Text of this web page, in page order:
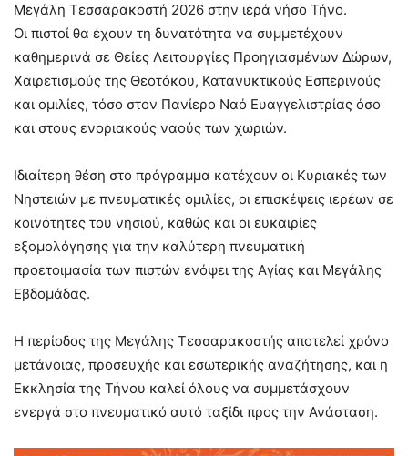
Μεγάλη Τεσσαρακοστή 2026 στην ιερά νήσο Τήνο.
Οι πιστοί θα έχουν τη δυνατότητα να συμμετέχουν
καθημερινά σε Θείες Λειτουργίες Προηγιασμένων Δώρων,
Χαιρετισμούς της Θεοτόκου, Κατανυκτικούς Εσπερινούς
και ομιλίες, τόσο στον Πανίερο Ναό Ευαγγελιστρίας όσο
και στους ενοριακούς ναούς των χωριών.
Ιδιαίτερη θέση στο πρόγραμμα κατέχουν οι Κυριακές των
Νηστειών με πνευματικές ομιλίες, οι επισκέψεις ιερέων σε
κοινότητες του νησιού, καθώς και οι ευκαιρίες
εξομολόγησης για την καλύτερη πνευματική
προετοιμασία των πιστών ενόψει της Αγίας και Μεγάλης
Εβδομάδας.
Η περίοδος της Μεγάλης Τεσσαρακοστής αποτελεί χρόνο
μετάνοιας, προσευχής και εσωτερικής αναζήτησης, και η
Εκκλησία της Τήνου καλεί όλους να συμμετάσχουν
ενεργά στο πνευματικό αυτό ταξίδι προς την Ανάσταση.